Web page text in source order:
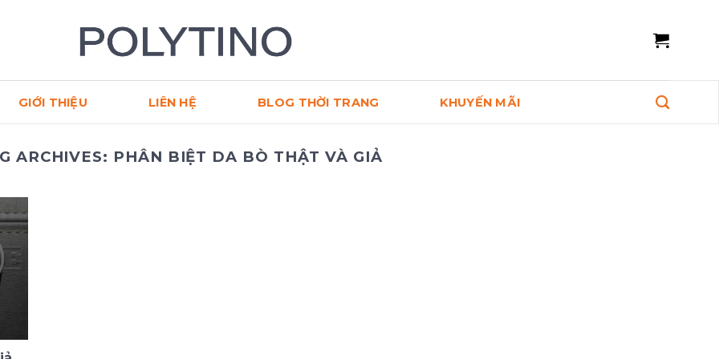
GIỚI THIỆU LIÊN HỆ BLOG THỜI TRANG KHUYẾN MÃI
ARCHIVES: PHÂN BIỆT DA BÒ THẬT VÀ GIẢ